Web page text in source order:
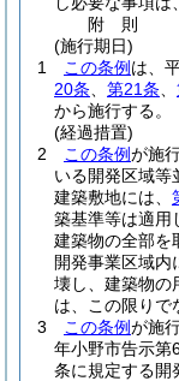
附 則
(施行期日)
1
この条例 は、
20条
第21条
から施行する。
(経過措置)
2
この条例が施
いる開発区域等
建築敷地には、
築基準等は適用
建築物の全部を
開発事業区域内
壊し、建築物の
は、この限りで
3
この条例が施
年小野市告示第
条に規定する開